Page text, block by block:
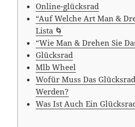
Online-glücksrad
“Auf Welche Art Man &
Lista 🌀
“Wie Man & Drehen Sie
Glücksrad
Mlb Wheel
Wofür Muss Das
Werden?
Was Ist Auch Ein